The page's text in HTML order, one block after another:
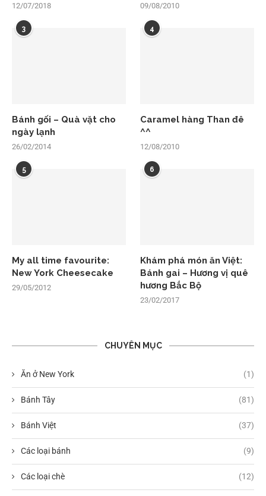
12/07/2018 09/08/2010
3
Bánh gối – Quà vặt cho
ngày lạnh
26/02/2014
4
Caramel hàng Than đê
^^
12/08/2010
5
My all time favourite:
New York Cheesecake
29/05/2012
6
Khám phá món ăn Việt:
Bánh gai – Hương vị quê
hương Bắc Bộ
23/02/2017
CHUYÊN MỤC
Ăn ở New York (1)
Bánh Tây (81)
Bánh Việt (37)
Các loại bánh (9)
Các loại chè (12)